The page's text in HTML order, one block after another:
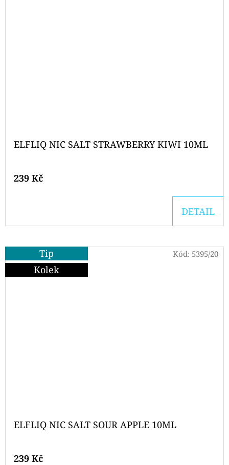
ELFLIQ NIC SALT STRAWBERRY KIWI 10ML
239 Kč
DETAIL
Tip
Kolek
ELFLIQ NIC SALT SOUR APPLE 10ML
239 Kč
Kód: 5395/20